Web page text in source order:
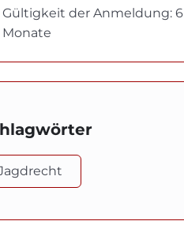
Gültigkeit der Anmeldung: 6
Monate